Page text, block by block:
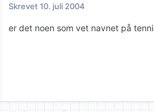
Skrevet10. juli 2004
er det noen som vet navnet på